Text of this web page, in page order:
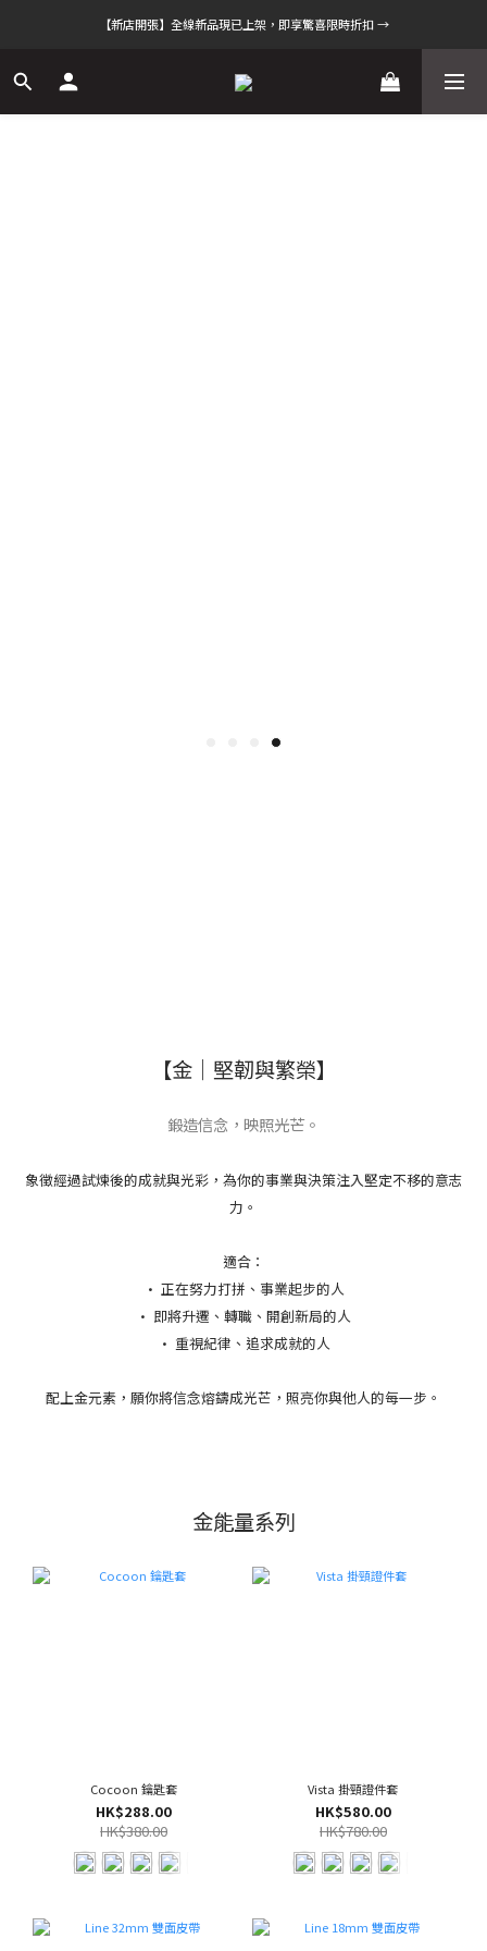
【新店開張】全線新品現已上架，即享驚喜限時折扣 →
【金｜堅韌與繁榮】
鍛造信念，映照光芒。
象徵經過試煉後的成就與光彩，為你的事業與決策注入堅定不移的意志
力。
適合：
• 正在努力打拼、事業起步的人
• 即將升遷、轉職、開創新局的人
• 重視紀律、追求成就的人
配上金元素，願你將信念熔鑄成光芒，照亮你與他人的每一步。
金能量系列
Cocoon 鑰匙套
HK$288.00
HK$380.00
Vista 掛頸證件套
HK$580.00
HK$780.00